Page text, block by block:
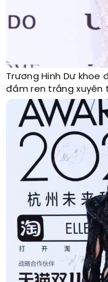
Trương Hinh Dư
đầm ren trắng xuyên